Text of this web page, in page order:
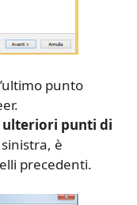
punto
ulteriori punti di
è
precedenti.